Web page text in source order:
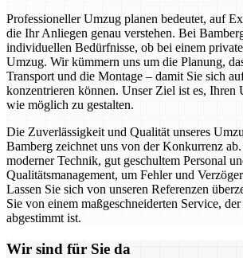
Professioneller Umzug planen bedeutet, auf
die Ihr Anliegen genau verstehen. Bei
individuellen Bedürfnisse, ob bei einem
Umzug. Wir kümmern uns um die Planung,
Transport und die Montage – damit Sie sich
konzentrieren können. Unser Ziel ist es, Ihren
wie möglich zu gestalten.
Die Zuverlässigkeit und Qualität unseres
Bamberg zeichnet uns von der Konkurrenz
moderner Technik, gut geschultem Personal
Qualitätsmanagement, um Fehler und
Lassen Sie sich von unseren Referenzen
Sie von einem maßgeschneiderten Service,
abgestimmt ist.
Wir sind für Sie da